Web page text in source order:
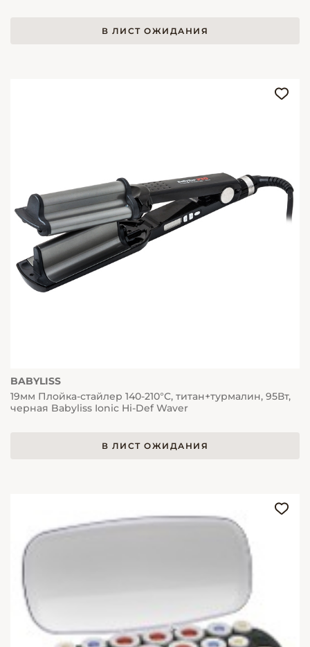
В ЛИСТ ОЖИДАНИЯ
BABYLISS
19мм Плойка-стайлер 140-210°C, титан+турмалин, 95Вт,
черная Babyliss Ionic Hi-Def Waver
В ЛИСТ ОЖИДАНИЯ